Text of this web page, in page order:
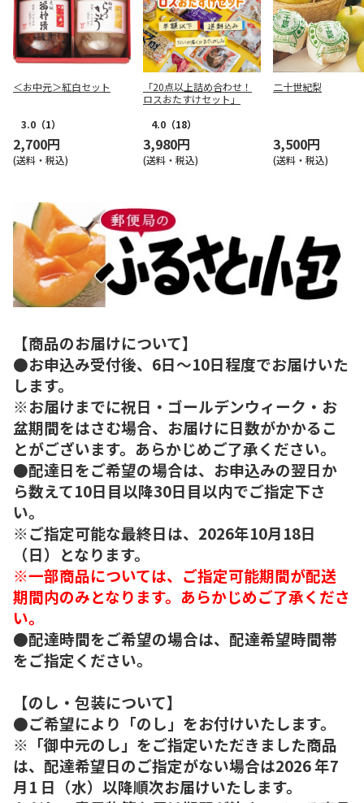
＜お中元＞紅白セット
3.0 （1）
2,700円
(送料・税込)
「20点以上詰め合わせ！
ロスおたすけセット」
4.0 （18）
3,980円
(送料・税込)
二十世紀梨
3,500円
(送料・税込)
【商品のお届けについて】
●お申込み受付後、6日～10日程度でお届けいた
します。
※お届けまでに祝日・ゴールデンウィーク・お
盆期間をはさむ場合、お届けに日数がかかるこ
とがございます。あらかじめご了承ください。
●配達日をご希望の場合は、お申込みの翌日か
ら数えて10日目以降30日目以内でご指定下さ
い。
※ご指定可能な最終日は、2026年10月18日
（日）となります。
※一部商品については、ご指定可能期間が配送
期間内のみとなります。あらかじめご了承くださ
い。
●配達時間をご希望の場合は、配達希望時間帯
をご指定ください。
【のし・包装について】
●ご希望により「のし」をお付けいたします。
※「御中元のし」をご指定いただきました商品
は、配達希望日のご指定がない場合は2026 年7
月1 日（水）以降順次お届けいたします。